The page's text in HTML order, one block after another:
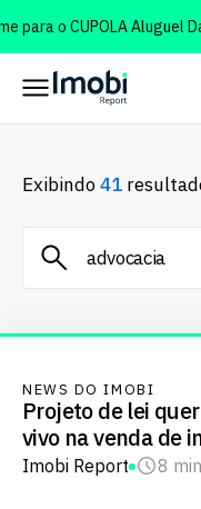
para o CUPOLA Aluguel
Exibindo41
NEWS DO IMOBI
Projeto de lei
vivo na venda de
Imobi Report 8 min